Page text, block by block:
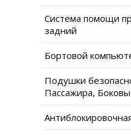
Система помощи
задний
Бортовой
Подушки
Пассажира,